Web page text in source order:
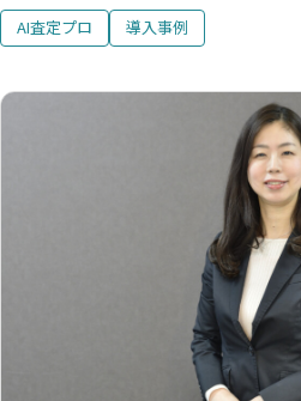
AI査定プロ 導入事例